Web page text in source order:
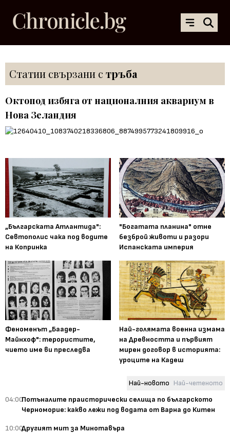
Статии свързани с тръба
Октопод избяга от националния аквариум в
Нова Зеландия
„Българската Атлантида":
Севтополис чака под водите
на Копринка
"Богатата планина" отне
безброй животи и разори
Испанската империя
Феноменът „Баадер-
Майнхоф": терористите,
чието име ви преследва
Най-голямата военна измама
на Древността и първият
мирен договор в историята:
уроците на Кадеш
Най-новото Най-четеното
04:00Потъналите праисторически селища по българското
Черноморие: какво лежи под водата от Варна до Китен
10:00Другият мит за Минотавъра